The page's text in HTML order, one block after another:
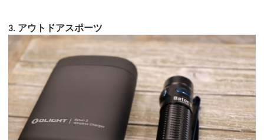
3. アウトドアスポーツ